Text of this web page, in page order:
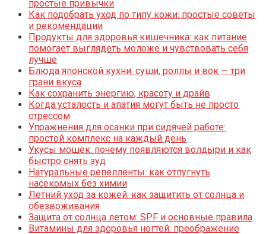
простые привычки
Как подобрать уход по типу кожи: простые советы
и рекомендации
Продукты для здоровья кишечника: как питание
помогает выглядеть моложе и чувствовать себя
лучше
Блюда японской кухни: суши, роллы и вок — три
грани вкуса
Как сохранить энергию, красоту и драйв
Когда усталость и апатия могут быть не просто
стрессом
Упражнения для осанки при сидячей работе:
простой комплекс на каждый день
Укусы мошек: почему появляются волдыри и как
быстро снять зуд
Натуральные репелленты: как отпугнуть
насекомых без химии
Летний уход за кожей: как защитить от солнца и
обезвоживания
Защита от солнца летом: SPF и основные правила
Витамины для здоровья ногтей: преображение